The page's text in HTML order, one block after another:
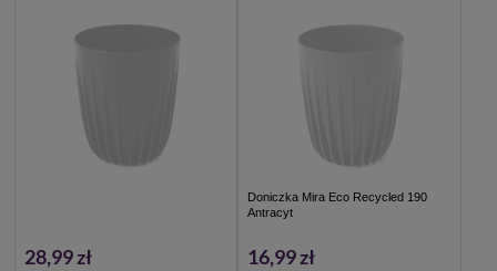
28,99 zł
Doniczka Mira Eco Recycled 190
Antracyt
16,99 zł